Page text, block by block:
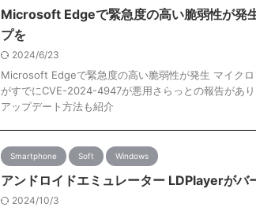
Microsoft Edgeで緊急度の高い脆弱性が発
プを
2024/6/23
Microsoft Edgeで緊急度の高い脆弱性が発生 マイク
がすでにCVE-2024-4947が悪用さらっとの報告があ
アップデート方法も紹介
Smartphone Soft Windows
アンドロイドエミュレーター LDPlayerが
2024/10/3